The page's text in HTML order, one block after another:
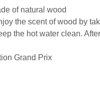
of natural wood
the scent of wood by
the hot water clean.
Grand Prix